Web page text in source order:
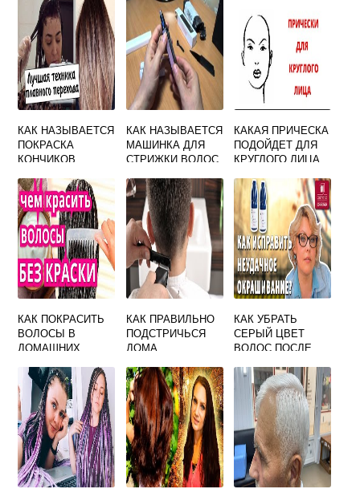
КАК НАЗЫВАЕТСЯ
ПОКРАСКА
КОНЧИКОВ
СВЕТЛЫЙ ЦВЕТ
КАК НАЗЫВАЕТСЯ
МАШИНКА ДЛЯ
СТРИЖКИ ВОЛОС
КАКАЯ ПРИЧЕСКА
ПОДОЙДЕТ ДЛЯ
КРУГЛОГО ЛИЦА
КАК ПОКРАСИТЬ
ВОЛОСЫ В
ДОМАШНИХ
САМОЙ СЕБЕ БЕЗ
КРАСКИ ДЛЯ
ВОЛОС
КАК ПРАВИЛЬНО
ПОДСТРИЧЬСЯ
ДОМА
КАК УБРАТЬ
СЕРЫЙ ЦВЕТ
ВОЛОС ПОСЛЕ